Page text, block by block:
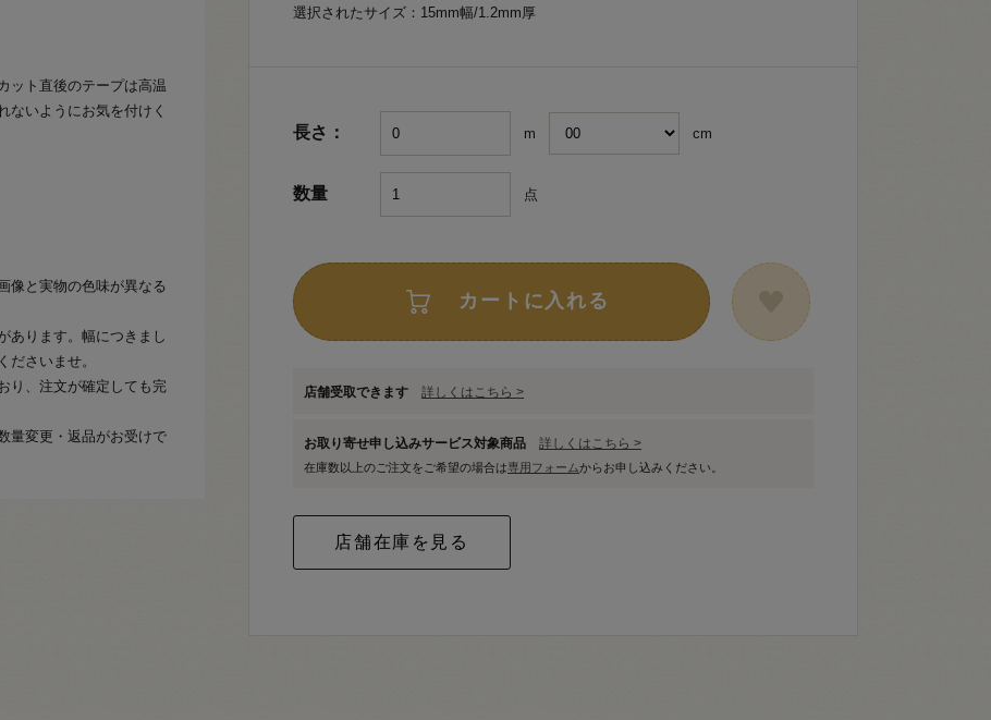
ット直後のテープは高温
ないようにお気を付けく
像と実物の色味が異なる
あります。幅につきまし
ださいませ。
り、注文が確定しても完
量変更・返品がお受けで
選択されたサイズ：15mm幅/1.2mm厚
長さ： m cm
数量 点
カートに入れる
店舗受取できます 詳しくはこちら >
お取り寄せ申し込みサービス対象商品 詳しくはこちら >
在庫数以上のご注文をご希望の場合は専用フォームからお申し込みください。